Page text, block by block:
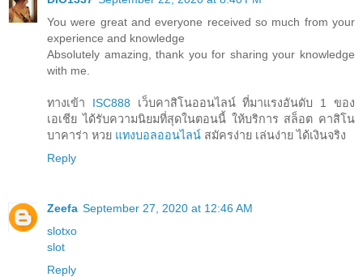
You were great and everyone received so much from your
experience and knowledge
Absolutely amazing, thank you for sharing your knowledge
with me.
ทางเข้า ISC888 เว็บคาสิโนออนไลน์ ที่มาแรงอันดับ 1 ของ
เอเชีย ได้รับความนิยมที่สุดในตอนนี้ ให้บริการ สล็อต คาสิโน
บาคาร่า หวย แทงบอลออนไลน์ สมัครง่าย เล่นง่าย ได้เงินจริง
Reply
Zeefa September 27, 2020 at 12:46 AM
slotxo
slot
Reply